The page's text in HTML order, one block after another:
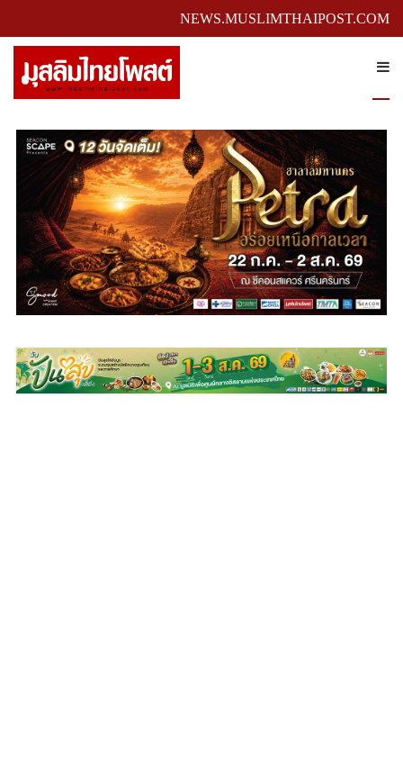
NEWS.MUSLIMTHAIPOST.COM